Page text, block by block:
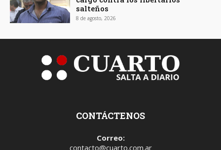
salteños
8 de agosto, 2026
CONTÁCTENOS
Correo:
contacto@cuarto.com.ar